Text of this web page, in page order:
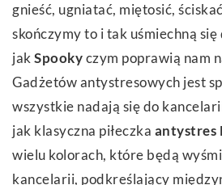
gnieść, ugniatać, miętosić,
skończymy to i tak uśmiechną się
jakSpookyczym poprawią nam
Gadżetów antystresowych jest
wszystkie nadają się do
jak klasyczna piłeczka antystres
wielu kolorach, które będą
kancelarii, podkreślający